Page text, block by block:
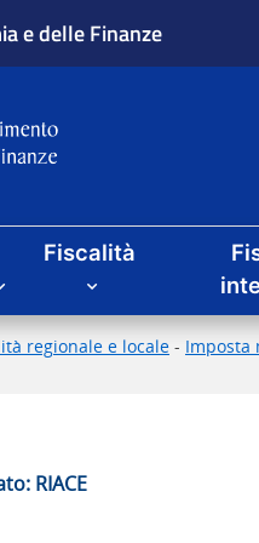
e delle Finanze
delle
Fiscalità
regionale e locale - Imposta
RIACE